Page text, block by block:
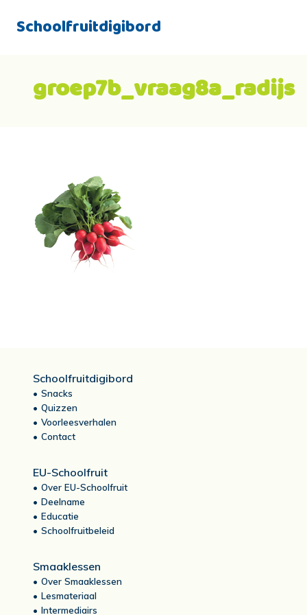
Schoolfruitdigibord
groep7b_vraag8a_radijs
Schoolfruitdigibord
Snacks
Quizzen
Voorleesverhalen
Contact
EU-Schoolfruit
Over EU-Schoolfruit
Deelname
Educatie
Schoolfruitbeleid
Smaaklessen
Over Smaaklessen
Lesmateriaal
Intermediairs